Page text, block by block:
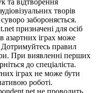
творів
забороняється.
призначені для осіб
азартних іграх може
Дотримуйтесь правил
При виявленні перших
до спеціаліста.
іграх не може бути
роботі.
не проводить